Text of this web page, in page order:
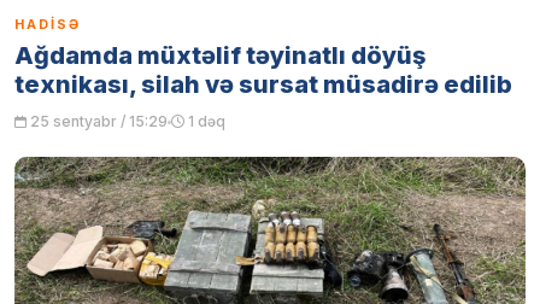
HADISƏ
Ağdamda müxtəlif təyinatlı döyüş
texnikası, silah və sursat müsadirə edilib
25 sentyabr / 15:29 1 dəq